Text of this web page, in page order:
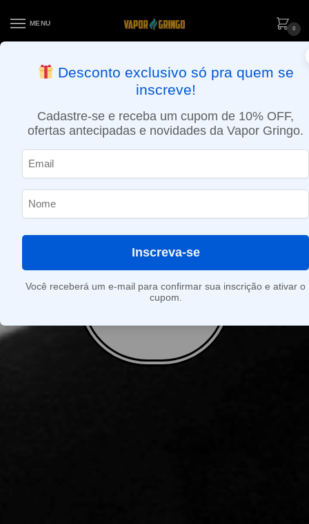
MENU
0
APROVADOS ATÉ 15:30 VIA MOTOBOY
Nectarina
Desconto exclusivo só pra quem se
inscreve!
Cadastre-se e receba um cupom de 10% OFF,
ofertas antecipadas e novidades da Vapor Gringo.
Inscreva-se
Você receberá um e-mail para confirmar sua inscrição e ativar o
cupom.